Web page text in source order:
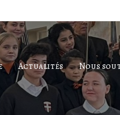
Actualités Nous